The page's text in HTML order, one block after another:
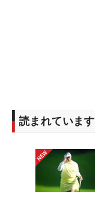
読まれています